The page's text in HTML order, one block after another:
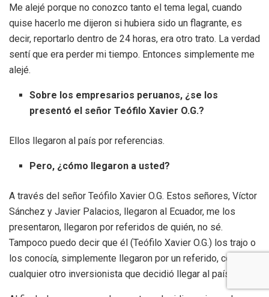
Me alejé porque no conozco tanto el tema legal, cuando
quise hacerlo me dijeron si hubiera sido un flagrante, es
decir, reportarlo dentro de 24 horas, era otro trato. La verdad
sentí que era perder mi tiempo. Entonces simplemente me
alejé.
Sobre los empresarios peruanos, ¿se los
presentó el señor Teófilo Xavier O.G.?
Ellos llegaron al país por referencias.
Pero, ¿cómo llegaron a usted?
A través del señor Teófilo Xavier O.G. Estos señores, Víctor
Sánchez y Javier Palacios, llegaron al Ecuador, me los
presentaron, llegaron por referidos de quién, no sé.
Tampoco puedo decir que él (Teófilo Xavier O.G.) los trajo o
los conocía, simplemente llegaron por un referido, como
cualquier otro inversionista que decidió llegar al país.